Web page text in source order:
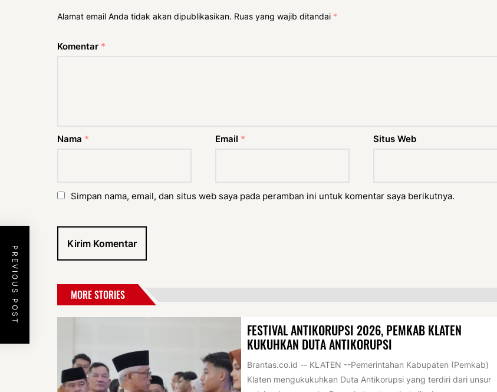
Alamat email Anda tidak akan dipublikasikan. Ruas yang wajib ditandai *
Komentar *
Nama * Email * Situs Web
Simpan nama, email, dan situs web saya pada peramban ini untuk komentar saya berikutnya.
PREVIOUS POST MORE STORIES
FESTIVAL ANTIKORUPSI 2026, PEMKAB KLATEN
KUKUHKAN DUTA ANTIKORUPSI
Brantas.co.id -- KLATEN --Pemerintahan Kabupaten (Pemkab)
Klaten mengukukuhkan Duta Antikorupsi yang terdiri dari unsur